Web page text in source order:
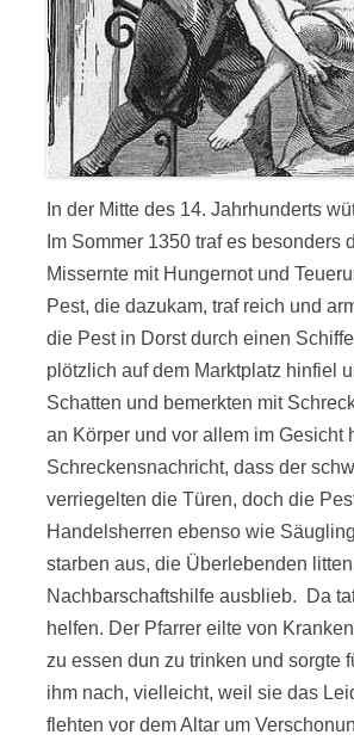
In der Mitte des 14. Jahrhunderts
Im Sommer 1350 traf es
Missernte mit Hungernot und
Pest, die dazukam, traf reich und
die Pest in Dorst durch einen
plötzlich auf dem Marktplatz hinfiel
Schatten und bemerkten mit
an Körper und vor allem im Gesicht
Schreckensnachricht, dass der
verriegelten die Türen, doch die
Handelsherren ebenso wie
starben aus, die Überlebenden
Nachbarschaftshilfe ausblieb. Da
helfen. Der Pfarrer eilte von
zu essen dun zu trinken und sorgte
ihm nach, vielleicht, weil sie das
flehten vor dem Altar um